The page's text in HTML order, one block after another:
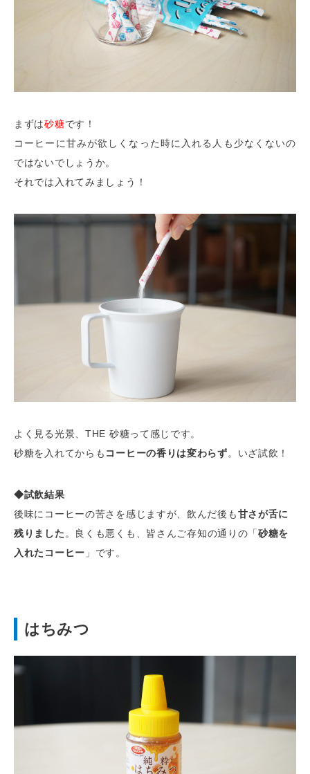
まずは砂糖です！
コーヒーに甘みが欲しくなった時に入れる人も少なくないの
ではないでしょうか。
それでは入れてみましょう！
よく見る光景、THE 砂糖って感じです。
砂糖を入れてからも コーヒーの香りは変わらず。いざ試飲！
◆試飲結果
後味にコーヒーの苦さを感じますが、飲んだ後も甘さが舌に
残りました 。良くも悪くも、皆さんご存知の通りの「砂糖を
入れたコーヒー 」です。
はちみつ